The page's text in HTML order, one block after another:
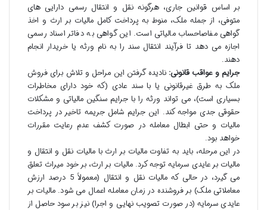
بر اساس قوانین جاری، هرگونه نقل و انتقال رسمی دارایی های
متوفی، از جمله ملک، منوط به پرداخت کامل مالیات بر ارث و اخذ
گواهی مفاصاحساب مالیاتی است. این گواهی به دفاتر اسناد رسمی
اجازه می دهد تا فرآیند انتقال سند را به نام ورثه یا خریدار انجام
دهند.
جرایم و عواقب قانونی: نادیده گرفتن این مراحل و تلاش برای فروش
ملک به طرق غیرقانونی یا با سند عادی (که خود دارای مخاطرات
بسیاری است)، می تواند ورثه را با جرایم سنگین مالیاتی و مشکلات
حقوقی جدی مواجه کند. این جرایم شامل جریمه تاخیر در پرداخت
مالیات و حتی ابطال معامله در صورت کشف عدم رعایت مقررات
خواهد بود.
در این مرحله، باید به تفاوت مالیات بر ارث با مالیات نقل و انتقال و
مالیات بر عایدی سرمایه توجه کرد. مالیات بر ارث، بر خود میراث تعلق
می گیرد، در حالی که مالیات نقل و انتقال (معمولاً 5 درصد ارزش
معاملاتی ملک) بر فروشنده در زمان معامله اعمال می شود. مالیات بر
عایدی سرمایه (در صورت تصویب نهایی و اجرا) نیز بر سود حاصل از